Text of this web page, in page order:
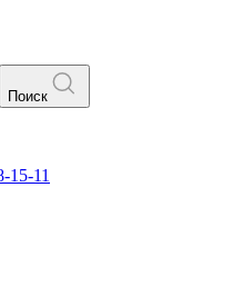
Поиск
15-11